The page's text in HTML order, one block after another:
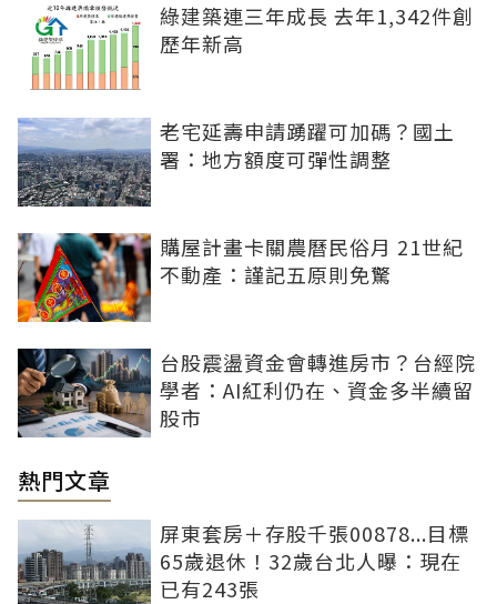
綠建築連三年成長 去年1,342件創
歷年新高
老宅延壽申請踴躍可加碼？國土
署：地方額度可彈性調整
購屋計畫卡關農曆民俗月 21世紀
不動產：謹記五原則免驚
台股震盪資金會轉進房市？台經院
學者：AI紅利仍在、資金多半續留
股市
熱門文章
屏東套房＋存股千張00878...目標
65歲退休！32歲台北人曝：現在
已有243張